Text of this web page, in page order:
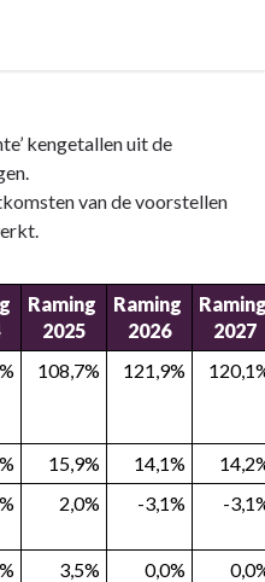
kengetallen uit de
van de voorstellen
Raming
2025
Raming
2026
2027
108,7% 121,9%
15,9% 14,1%
2,0% -3,1% -
3,5% 0,0%